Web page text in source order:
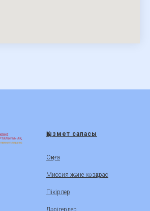
Қызмет саласы
Оқиға
Миссия және көзқарас
Пікірлер
Дәрігерлер